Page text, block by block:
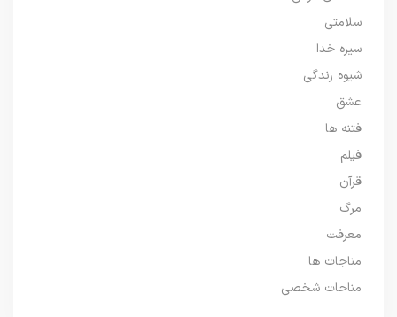
سلامتی
سیره خدا
شیوه زندگی
عشق
فتنه ها
فیلم
قرآن
مرگ
معرفت
مناجات ها
مناحات شخصی